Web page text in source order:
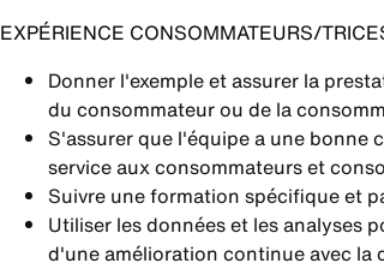
EXPÉRIENCE CONSOMMATEURS/
Donner l'exemple et assurer la
du consommateur ou de la
S'assurer que l'équipe a une bonne
service aux consommateurs et
Suivre une formation spécifique et
Utiliser les données et les analyses
d'une amélioration continue avec la